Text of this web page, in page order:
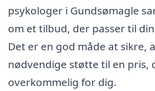
psykologer i Gundsømagle
om et tilbud, der passer til
Det er en god måde at sikre,
nødvendige støtte til en pris,
overkommelig for dig.